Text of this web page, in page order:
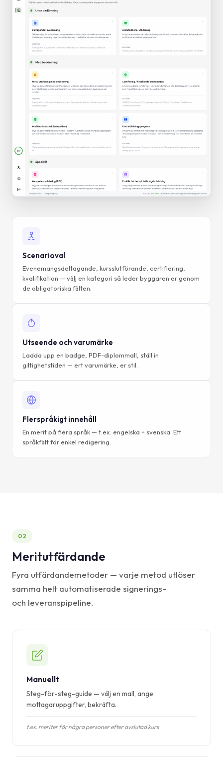
Scenarioval
Evenemangsdeltagande, kursslutförande, certifiering,
kvalifikation — välj en kategori så leder byggaren er genom
de obligatoriska fälten.
Utseende och varumärke
Ladda upp en badge, PDF-diplommall, ställ in
giltighetstiden — ert varumärke, er stil.
Flerspråkigt innehåll
En merit på flera språk — t.ex. engelska + svenska. Ett
språkfält för enkel redigering.
02
Meritutfärdande
Fyra utfärdandemetoder — varje metod utlöser
samma helt automatiserade signerings-
och leveranspipeline.
Manuellt
Steg-för-steg-guide — välj en mall, ange
mottagaruppgifter, bekräfta.
t.ex. meriter för några personer efter avslutad kurs